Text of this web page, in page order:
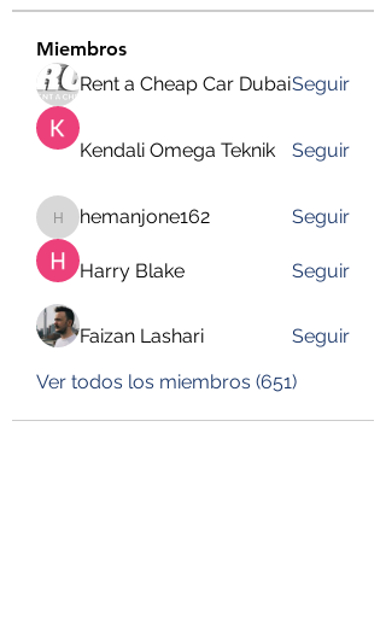
Miembros
Rent a Cheap Car DubaiSeguir
Kendali Omega Teknik Seguir
hemanjone162
hemanjone162 Seguir
Harry Blake Seguir
Faizan Lashari
Seguir
Ver todos los miembros (651)